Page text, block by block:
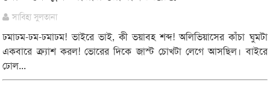
সাবিহা সুলতানা
ঢমাঢম-ঢম-ঢমাঢম! ভাইরে ভাই, কী ভয়াবহ শব্দ! অলিভিয়াসের কাঁচা ঘুমটা
একবারে ক্র্যাশ করল! ভোরের দিকে জাস্ট চোখটা লেগে আসছিল। বাইরে
ঢোল...